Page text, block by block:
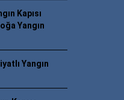
Kapısı
Yangın
Yangın